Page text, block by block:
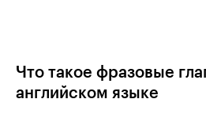
Что такое фразовые
английском языке